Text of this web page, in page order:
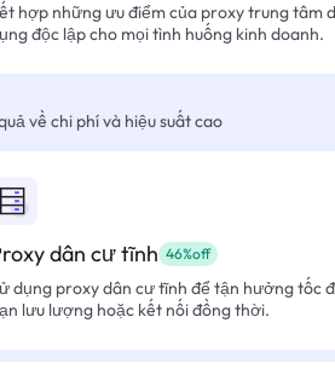
hợp những ưu điểm của proxy trung tâm
độc lập cho mọi tình huống kinh doanh.
về chi phí và hiệu suất cao
dân cư tĩnh 46%off
dụng proxy dân cư tĩnh để tận hưởng tốc
lưu lượng hoặc kết nối đồng thời.